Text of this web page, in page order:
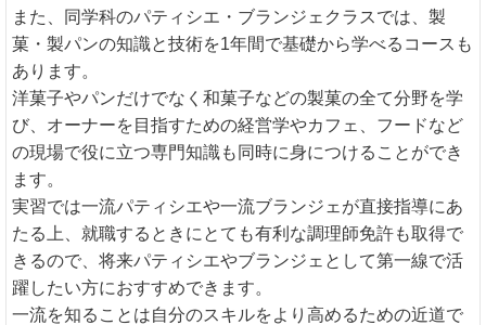
また、同学科のパティシエ・ブランジェクラスでは、製
菓・製パンの知識と技術を1年間で基礎から学べるコースも
あります。
洋菓子やパンだけでなく和菓子などの製菓の全て分野を学
び、オーナーを目指すための経営学やカフェ、フードなど
の現場で役に立つ専門知識も同時に身につけることができ
ます。
実習では一流パティシエや一流ブランジェが直接指導にあ
たる上、就職するときにとても有利な調理師免許も取得で
きるので、将来パティシエやブランジェとして第一線で活
躍したい方におすすめできます。
一流を知ることは自分のスキルをより高めるための近道で